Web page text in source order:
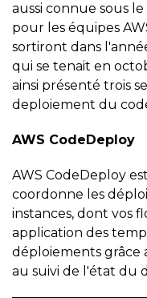
aussi connue sous
pour les équipes
sortiront dans
qui se tenait en
ainsi présenté trois
deploiement du
AWS CodeDeploy
AWS CodeDeploy
coordonne les
instances, dont vos
application des
déploiements grâce
au suivi de l'état du